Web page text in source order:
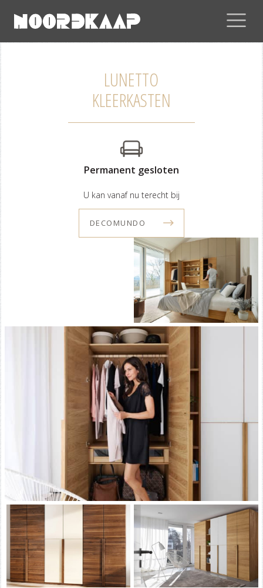
LUNETTO
KLEERKASTEN
Permanent gesloten
U kan vanaf nu terecht bij
DECOMUNDO